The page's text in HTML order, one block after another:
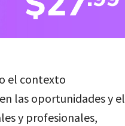
el contexto
las oportunidades y el
y profesionales,